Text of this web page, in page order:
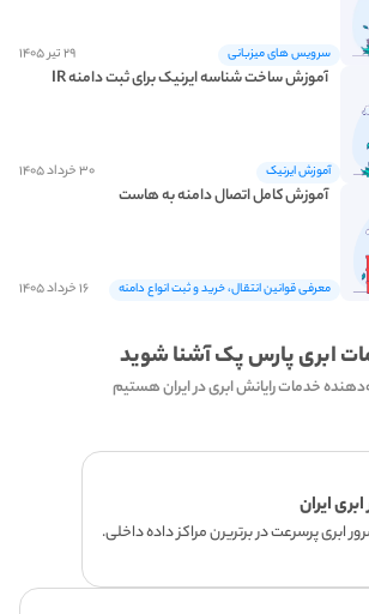
سرویس های میزبانی ۲۹ تیر ۱۴۰۵
آموزش ایرنیک ۳۰ خرداد ۱۴۰۵
آموزش ساخت شناسه ایرنیک برای ثبت دامنه IR
معرفی قوانین انتقال، خرید و ثبت انواع دامنه ۱۶ خرداد ۱۴۰۵
آموزش کامل اتصال دامنه به هاست
ابری پارس پک آشنا شوید
خدمات رایانش ابری در ایران هستیم
ایران
ابری پرسرعت در برتریرن مراکز داده داخلی.